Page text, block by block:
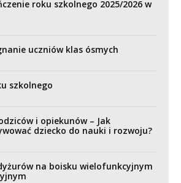
roku szkolnego 2025/2026 w
uczniów klas ósmych
szkolnego
i opiekunów – Jak
dziecko do nauki i rozwoju?
na boisku wielofunkcyjnym